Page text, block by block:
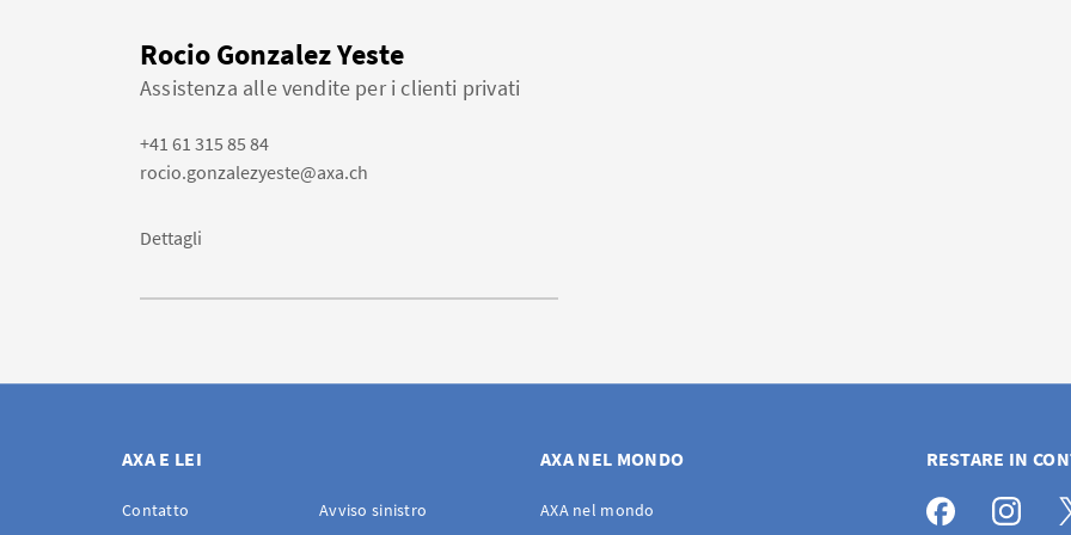
Rocio Gonzalez Yeste
Assistenza alle vendite per i clienti privati
+41 61 315 85 84
rocio.gonzalezyeste@axa.ch
Dettagli
AXA E LEI
Contatto Avviso sinistro
AXA NEL MONDO
AXA nel mondo
RESTARE IN